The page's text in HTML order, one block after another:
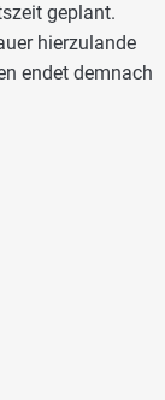
geplant.
hierzulande
endet demnach